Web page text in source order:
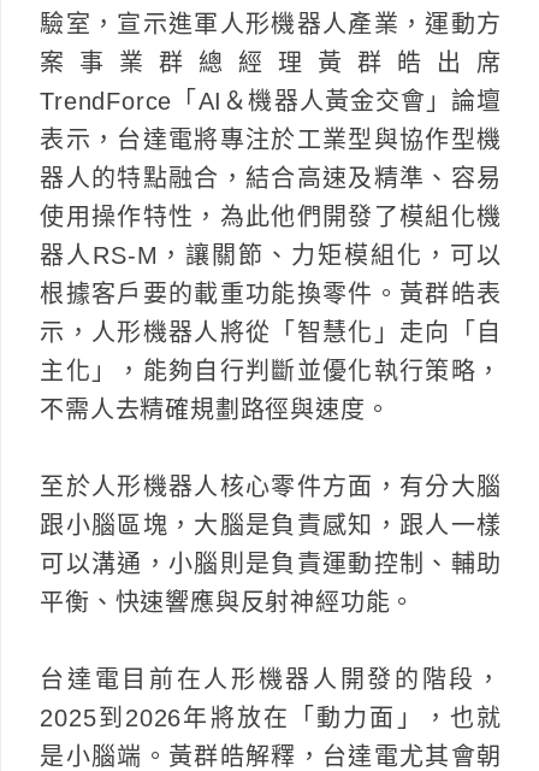
驗室，宣示進軍人形機器人產業，運動方
案事業群總經理黃群皓出席
TrendForce「AI＆機器人黃金交會」論壇
表示，台達電將專注於工業型與協作型機
器人的特點融合，結合高速及精準、容易
使用操作特性，為此他們開發了模組化機
器人RS-M，讓關節、力矩模組化，可以
根據客戶要的載重功能換零件。黃群皓表
示，人形機器人將從「智慧化」走向「自
主化」，能夠自行判斷並優化執行策略，
不需人去精確規劃路徑與速度。
至於人形機器人核心零件方面，有分大腦
跟小腦區塊，大腦是負責感知，跟人一樣
可以溝通，小腦則是負責運動控制、輔助
平衡、快速響應與反射神經功能。
台達電目前在人形機器人開發的階段，
2025到2026年將放在「動力面」，也就
是小腦端。黃群皓解釋，台達電尤其會朝